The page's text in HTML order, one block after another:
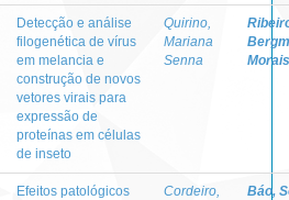
Detecção e análise
filogenética de vírus
em melancia e
construção de novos
vetores virais para
expressão de
proteínas em células
de inseto
Quirino,
Mariana
Senna
Morais
Efeitos patológicos
Cordeiro,
Báo,